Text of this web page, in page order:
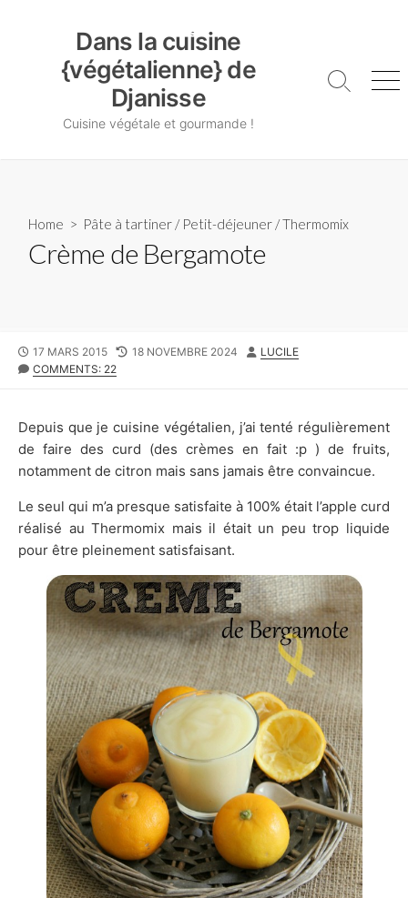
Dans la cuisine
{végétalienne} de
Djanisse
Cuisine végétale et gourmande !
Search
Home > Pâte à tartiner / Petit-déjeuner /Thermomix
Crème de Bergamote
PUBLISHED
DATE
17 MARS 2015
LAST
18 NOVEMBRE 2024 AUTHOR
LUCILE
COMMENTS: 22
Depuis que je cuisine végétalien, j’ai tenté régulièrement
de faire des curd (des crèmes en fait :p ) de fruits,
notamment de citron mais sans jamais être convaincue.
Le seul qui m’a presque satisfaite à 100% était l’apple curd
réalisé au Thermomix mais il était un peu trop liquide
pour être pleinement satisfaisant.